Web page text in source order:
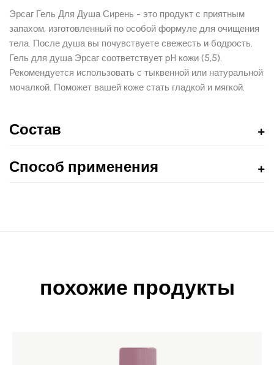
Эрсаг Гель Для Душа Сирень - это продукт с приятным
запахом, изготовленный по особой формуле для очищения
тела. После душа вы почувствуете свежесть и бодрость.
Гель для душа Эрсаг соответствует pH кожи (5,5).
Рекомендуется использовать с тыквенной или натуральной
мочалкой. Поможет вашей коже стать гладкой и мягкой.
Состав
Способ применения
похожие продукты